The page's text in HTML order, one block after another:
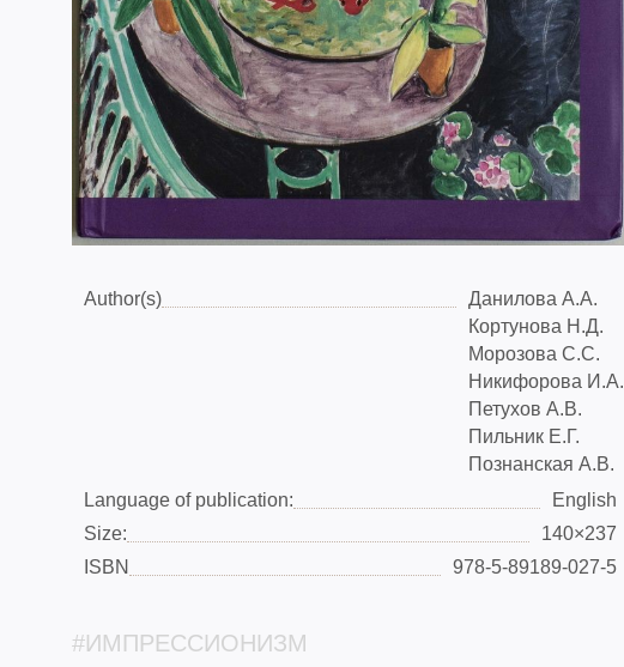
Author(s)
Данилова А.А.
Кортунова Н.Д.
Морозова С.С.
Никифорова И.А.
Петухов А.В.
Пильник Е.Г.
Познанская А.В.
Language of publication:
English
Size:
140×237
ISBN
978-5-89189-027-5
#ИМПРЕССИОНИЗМ